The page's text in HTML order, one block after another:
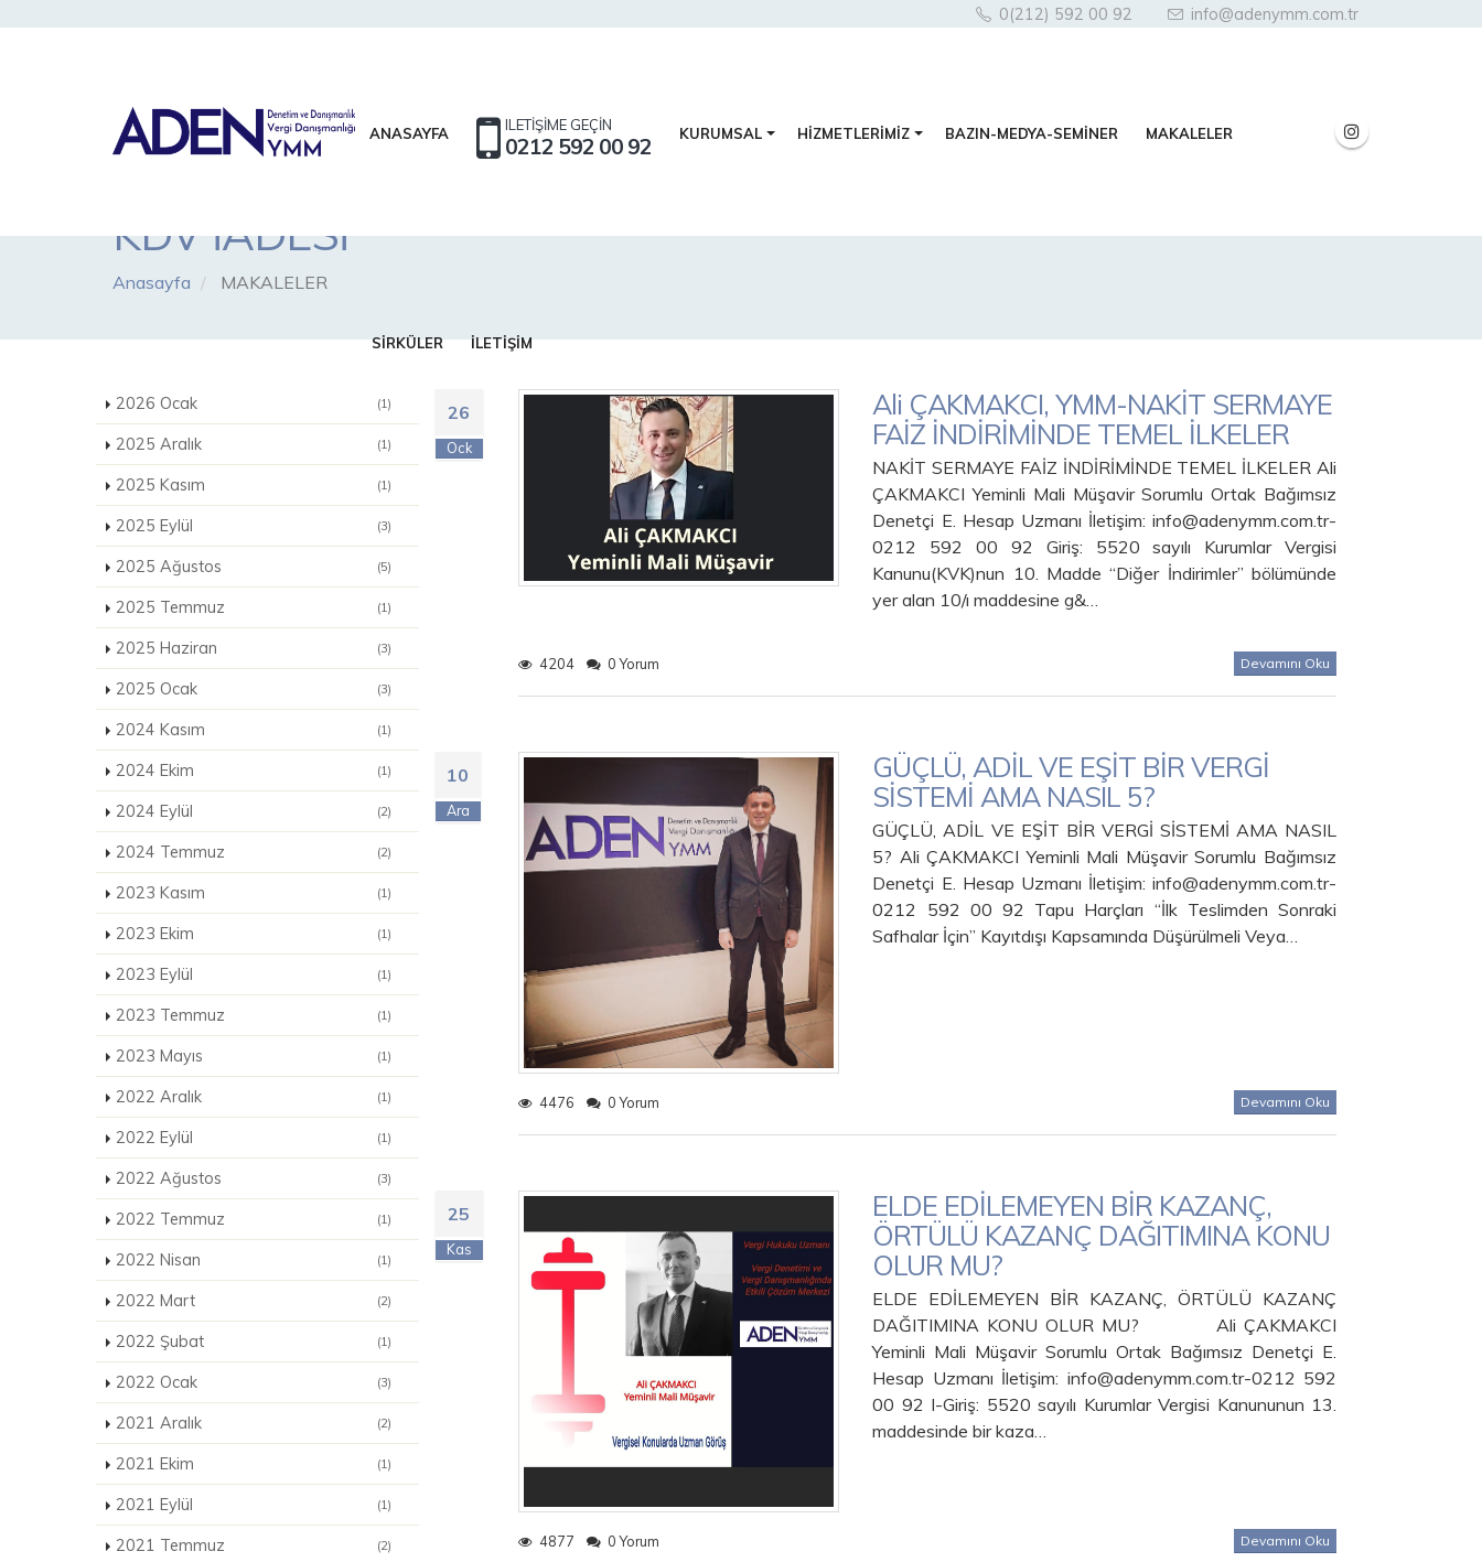
0(212) 592 00 92 info@adenymm.com.tr
ANASAYFA ILETİŞİME GEÇİN
0212 592 00 92 KURUMSAL HİZMETLERİMİZ BAZIN-MEDYA-SEMİNER MAKALELER
SİRKÜLER İLETİŞİM
KDV İADESİ
Anasayfa MAKALELER
2026 Ocak (1)
2025 Aralık (1)
2025 Kasım (1)
2025 Eylül (3)
2025 Ağustos (5)
2025 Temmuz (1)
2025 Haziran (3)
2025 Ocak (3)
2024 Kasım (1)
2024 Ekim (1)
2024 Eylül (2)
2024 Temmuz (2)
2023 Kasım (1)
2023 Ekim (1)
2023 Eylül (1)
2023 Temmuz (1)
2023 Mayıs (1)
2022 Aralık (1)
2022 Eylül (1)
2022 Ağustos (3)
2022 Temmuz (1)
2022 Nisan (1)
2022 Mart (2)
2022 Şubat (1)
2022 Ocak (3)
2021 Aralık (2)
2021 Ekim (1)
2021 Eylül (1)
2021 Temmuz (2)
26
Ock
Ali ÇAKMAKCI, YMM-NAKİT SERMAYE
FAİZ İNDİRİMİNDE TEMEL İLKELER
NAKİT SERMAYE FAİZ İNDİRİMİNDE TEMEL İLKELER Ali
ÇAKMAKCI Yeminli Mali Müşavir Sorumlu Ortak Bağımsız
Denetçi E. Hesap Uzmanı İletişim: info@adenymm.com.tr-
0212 592 00 92 Giriş: 5520 sayılı Kurumlar Vergisi
Kanunu(KVK)nun 10. Madde “Diğer İndirimler” bölümünde
yer alan 10/ı maddesine g&…
4204 0 Yorum Devamını Oku
10
Ara
GÜÇLÜ, ADİL VE EŞİT BİR VERGİ
SİSTEMİ AMA NASIL 5?
GÜÇLÜ, ADİL VE EŞİT BİR VERGİ SİSTEMİ AMA NASIL
5? Ali ÇAKMAKCI Yeminli Mali Müşavir Sorumlu Bağımsız
Denetçi E. Hesap Uzmanı İletişim: info@adenymm.com.tr-
0212 592 00 92 Tapu Harçları “İlk Teslimden Sonraki
Safhalar İçin” Kayıtdışı Kapsamında Düşürülmeli Veya…
4476 0 Yorum Devamını Oku
25
Kas
ELDE EDİLEMEYEN BİR KAZANÇ,
ÖRTÜLÜ KAZANÇ DAĞITIMINA KONU
OLUR MU?
ELDE EDİLEMEYEN BİR KAZANÇ, ÖRTÜLÜ KAZANÇ
DAĞITIMINA KONU OLUR MU? Ali ÇAKMAKCI
Yeminli Mali Müşavir Sorumlu Ortak Bağımsız Denetçi E.
Hesap Uzmanı İletişim: info@adenymm.com.tr-0212 592
00 92 I-Giriş: 5520 sayılı Kurumlar Vergisi Kanununun 13.
maddesinde bir kaza…
4877 0 Yorum Devamını Oku